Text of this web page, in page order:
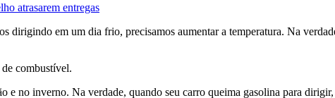
atrasarem entregas
dirigindo em um dia frio, precisamos aumentar a temperatura. Na
combustível.
no inverno. Na verdade, quando seu carro queima gasolina para